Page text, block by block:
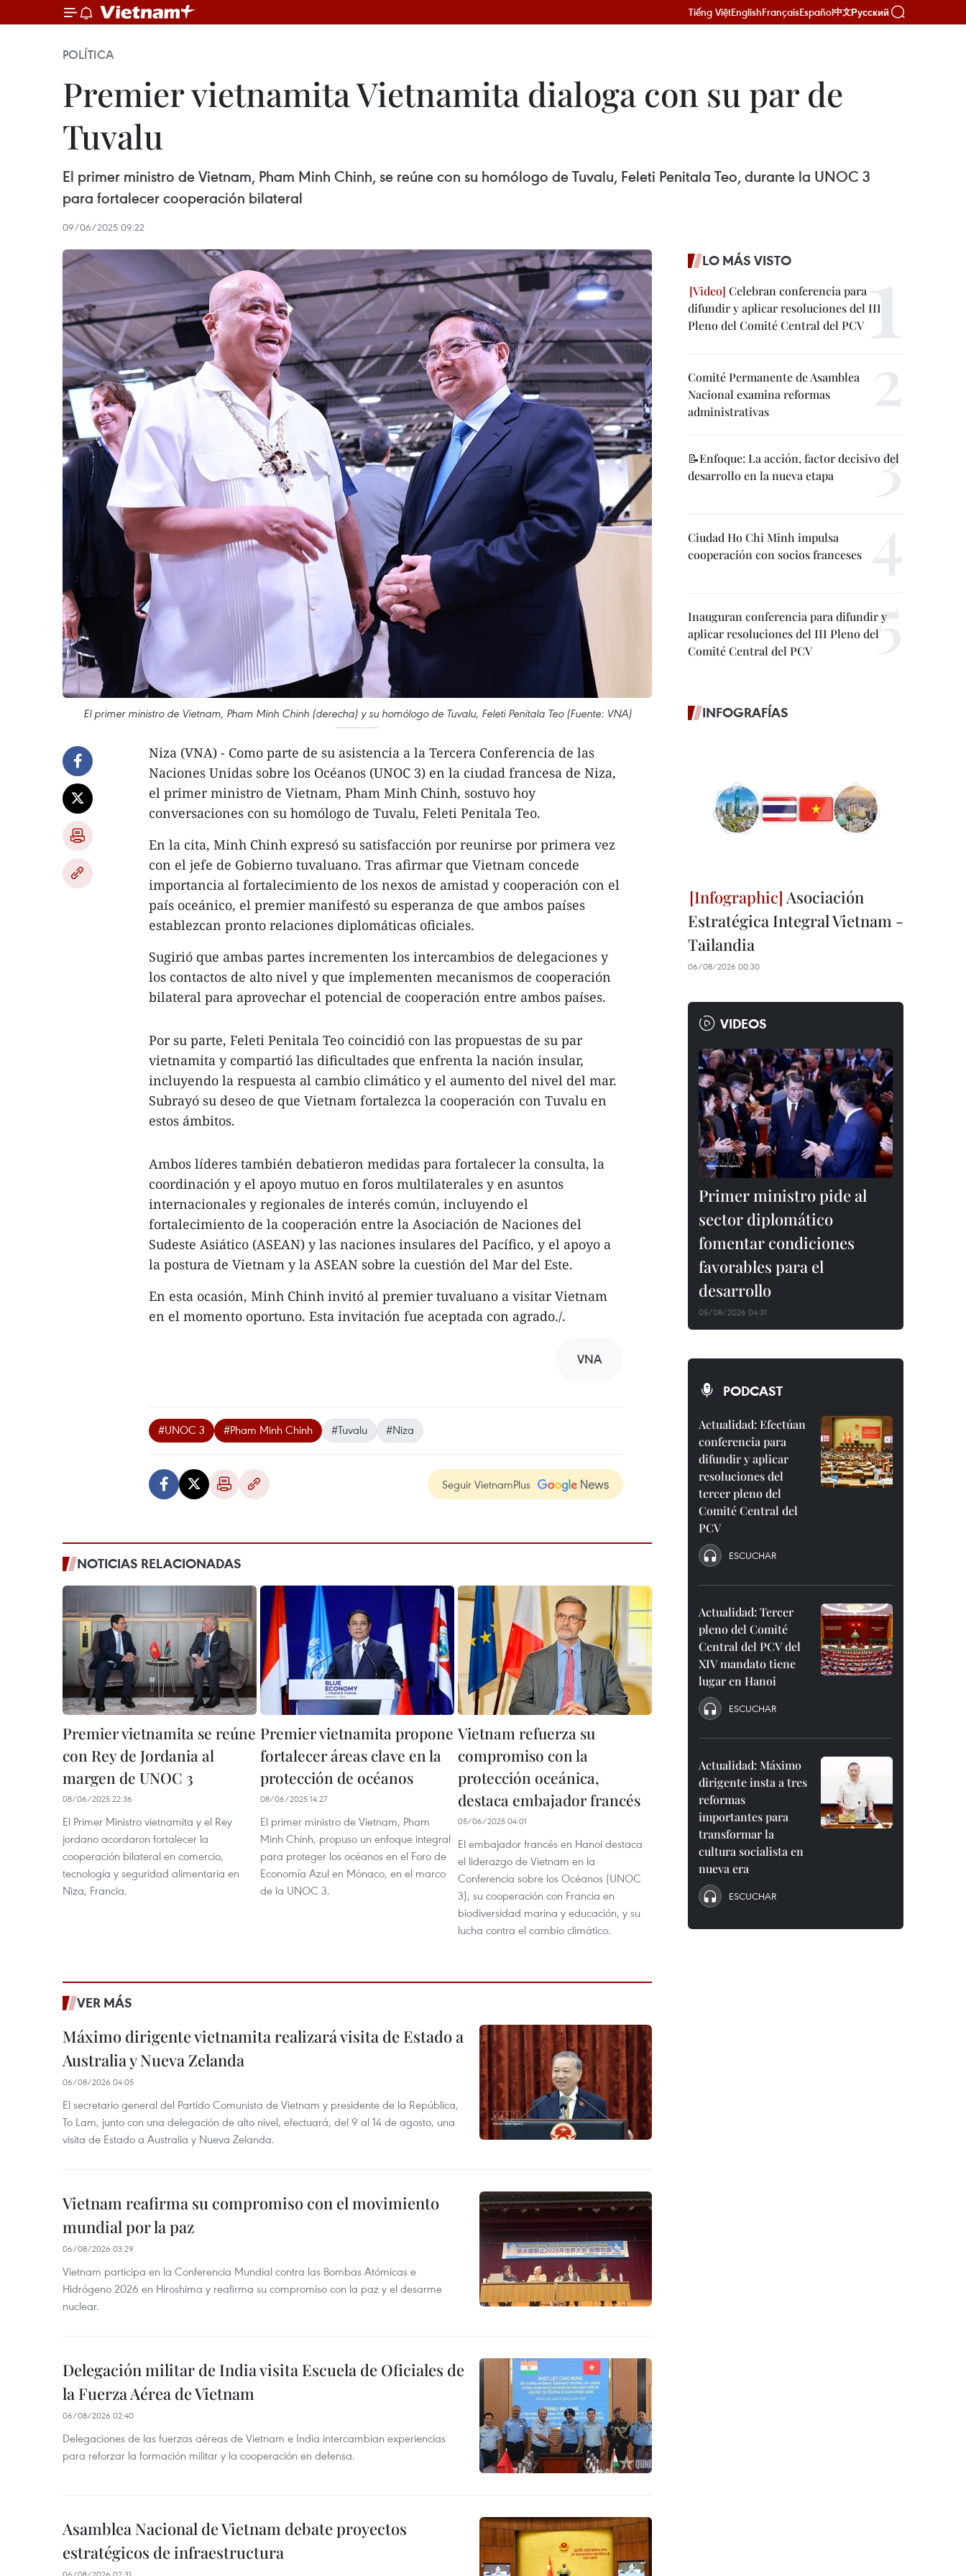
Tiếng ViệtEnglishFrançaisEspañol中文Русский
POLÍTICA
Premier vietnamita Vietnamita dialoga con su par de
Tuvalu
El primer ministro de Vietnam, Pham Minh Chinh, se reúne con su homólogo de Tuvalu, Feleti Penitala Teo, durante la UNOC 3
para fortalecer cooperación bilateral
09/06/2025 09:22
El primer ministro de Vietnam, Pham Minh Chinh (derecha) y su homólogo de Tuvalu, Feleti Penitala Teo (Fuente: VNA)
Niza (VNA) - Como parte de su asistencia a la Tercera Conferencia de las
Naciones Unidas sobre los Océanos (UNOC 3) en la ciudad francesa de Niza,
el primer ministro de Vietnam, Pham Minh Chinh, sostuvo hoy
conversaciones con su homólogo de Tuvalu, Feleti Penitala Teo.
En la cita, Minh Chinh expresó su satisfacción por reunirse por primera vez
con el jefe de Gobierno tuvaluano. Tras afirmar que Vietnam concede
importancia al fortalecimiento de los nexos de amistad y cooperación con el
país oceánico, el premier manifestó su esperanza de que ambos países
establezcan pronto relaciones diplomáticas oficiales.
Sugirió que ambas partes incrementen los intercambios de delegaciones y
los contactos de alto nivel y que implementen mecanismos de cooperación
bilateral para aprovechar el potencial de cooperación entre ambos países.
Por su parte, Feleti Penitala Teo coincidió con las propuestas de su par
vietnamita y compartió las dificultades que enfrenta la nación insular,
incluyendo la respuesta al cambio climático y el aumento del nivel del mar.
Subrayó su deseo de que Vietnam fortalezca la cooperación con Tuvalu en
estos ámbitos.
Ambos líderes también debatieron medidas para fortalecer la consulta, la
coordinación y el apoyo mutuo en foros multilaterales y en asuntos
internacionales y regionales de interés común, incluyendo el
fortalecimiento de la cooperación entre la Asociación de Naciones del
Sudeste Asiático (ASEAN) y las naciones insulares del Pacífico, y el apoyo a
la postura de Vietnam y la ASEAN sobre la cuestión del Mar del Este.
En esta ocasión, Minh Chinh invitó al premier tuvaluano a visitar Vietnam
en el momento oportuno. Esta invitación fue aceptada con agrado./.
VNA
#UNOC 3 #Pham Minh Chinh #Tuvalu #Niza
Seguir VietnamPlus
NOTICIAS RELACIONADAS
Premier vietnamita se reúne
con Rey de Jordania al
margen de UNOC 3
08/06/2025 22:36
El Primer Ministro vietnamita y el Rey
jordano acordaron fortalecer la
cooperación bilateral en comercio,
tecnología y seguridad alimentaria en
Niza, Francia.
Premier vietnamita propone
fortalecer áreas clave en la
protección de océanos
08/06/2025 14:27
El primer ministro de Vietnam, Pham
Minh Chinh, propuso un enfoque integral
para proteger los océanos en el Foro de
Economía Azul en Mónaco, en el marco
de la UNOC 3.
Vietnam refuerza su
compromiso con la
protección oceánica,
destaca embajador francés
05/06/2025 04:01
El embajador francés en Hanoi destaca
el liderazgo de Vietnam en la
Conferencia sobre los Océanos (UNOC
3), su cooperación con Francia en
biodiversidad marina y educación, y su
lucha contra el cambio climático.
VER MÁS
Máximo dirigente vietnamita realizará visita de Estado a
Australia y Nueva Zelanda
06/08/2026 04:05
El secretario general del Partido Comunista de Vietnam y presidente de la República,
To Lam, junto con una delegación de alto nivel, efectuará, del 9 al 14 de agosto, una
visita de Estado a Australia y Nueva Zelanda.
Vietnam reafirma su compromiso con el movimiento
mundial por la paz
06/08/2026 03:29
Vietnam participa en la Conferencia Mundial contra las Bombas Atómicas e
Hidrógeno 2026 en Hiroshima y reafirma su compromiso con la paz y el desarme
nuclear.
Delegación militar de India visita Escuela de Oficiales de
la Fuerza Aérea de Vietnam
06/08/2026 02:40
Delegaciones de las fuerzas aéreas de Vietnam e India intercambian experiencias
para reforzar la formación militar y la cooperación en defensa.
Asamblea Nacional de Vietnam debate proyectos
estratégicos de infraestructura
LO MÁS VISTO
Celebran conferencia para
difundir y aplicar resoluciones del III
Pleno del Comité Central del PCV
Comité Permanente de Asamblea
Nacional examina reformas
administrativas
📝Enfoque: La acción, factor decisivo del
desarrollo en la nueva etapa
Ciudad Ho Chi Minh impulsa
cooperación con socios franceses
Inauguran conferencia para difundir y
aplicar resoluciones del III Pleno del
Comité Central del PCV
INFOGRAFÍAS
Asociación
Estratégica Integral Vietnam -
Tailandia
06/08/2026 00:30
VIDEOS
Primer ministro pide al
sector diplomático
fomentar condiciones
favorables para el
desarrollo
05/08/2026 04:31
PODCAST
Actualidad: Efectúan
conferencia para
difundir y aplicar
resoluciones del
tercer pleno del
Comité Central del
PCV
ESCUCHAR
Actualidad: Tercer
pleno del Comité
Central del PCV del
XIV mandato tiene
lugar en Hanoi
ESCUCHAR
Actualidad: Máximo
dirigente insta a tres
reformas
importantes para
transformar la
cultura socialista en
nueva era
ESCUCHAR